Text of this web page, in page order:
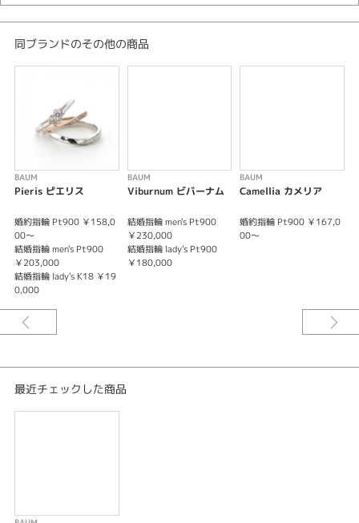
結婚指輪 ゴールドカラー
結婚指輪 プラチナカラー
結婚指輪 一石
結婚指輪 槌目
バウム
デザイン
結婚指輪 シンプル
テイスト
結婚指輪 シンプル
性別
レディース
メンズ
紹介文
※選ばれる素材によって価格が変わります。
同ブランドのその他の商品
BAUM
Pieris ピエリス
婚約指輪 Pt900 ￥158,0
00～
結婚指輪 men's Pt900
￥203,000
結婚指輪 lady's K18 ￥19
0,000
BAUM
Viburnum ビバーナム
結婚指輪 men's Pt900
￥230,000
結婚指輪 lady's Pt900
￥180,000
BAUM
Camellia カメリア
婚約指輪 Pt900 ￥167,0
00～
最近チェックした商品